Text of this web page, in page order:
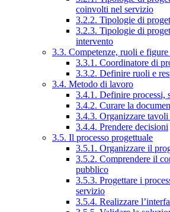
coinvolti nel servizio
3.2.2. Tipologie di
3.2.3. Tipologie di
intervento
3.3. Competenze, ruoli e
3.3.1. Coordinatore di
3.3.2. Definire ruoli e
3.4. Metodo di lavoro
3.4.1. Definire processi,
3.4.2. Curare la
3.4.3. Organizzare
3.4.4. Prendere decisioni
3.5. Il processo progettuale
3.5.1. Organizzare il
3.5.2. Comprendere il
pubblico
3.5.3. Progettare i
servizio
3.5.4. Realizzare